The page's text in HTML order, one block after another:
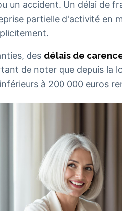
un accident. Un délai de
partielle d'activité en
des délais de
de noter que depuis la
à 200 000 euros